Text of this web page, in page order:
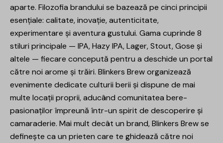
aparte. Filozofia brandului se bazează pe cinci principii
esențiale: calitate, inovație, autenticitate,
experimentare și aventura gustului. Gama cuprinde 8
stiluri principale — IPA, Hazy IPA, Lager, Stout, Gose și
altele — fiecare concepută pentru a deschide un portal
către noi arome și trăiri. Blinkers Brew organizează
evenimente dedicate culturii berii și dispune de mai
multe locații proprii, aducând comunitatea bere-
pasionaților împreună într-un spirit de descoperire și
camaraderie. Mai mult decât un brand, Blinkers Brew se
definește ca un prieten care te ghidează către noi